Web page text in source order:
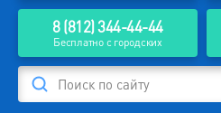
8 (812) 344-44-44
Бесплатно с городских
Поиск по сайту